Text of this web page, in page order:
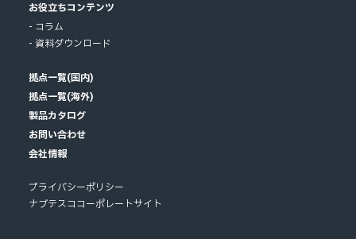
お役立ちコンテンツ
コラム
資料ダウンロード
拠点一覧(国内)
拠点一覧(海外)
製品カタログ
お問い合わせ
会社情報
プライバシーポリシー
ナブテスココーポレートサイト